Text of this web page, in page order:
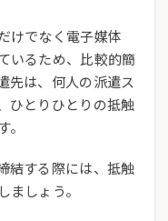
けでなく電子媒体
いるため、比較的簡
先は、何人の派遣ス
ひとりひとりの抵触
結する際には、抵触
ましょう。